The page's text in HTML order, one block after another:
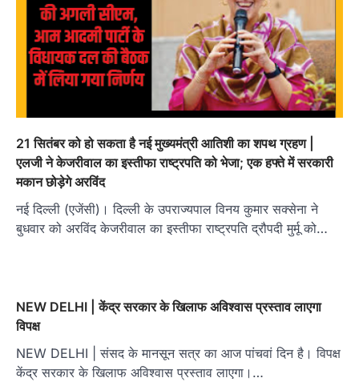
21 सितंबर को हो सकता है नई मुख्‍यमंत्री आतिशी का शपथ ग्रहण |
एलजी ने केजरीवाल का इस्तीफा राष्ट्रपति को भेजा; एक हफ्ते में सरकारी
मकान छोड़ेगे अरविंद
नई दिल्ली (एजेंसी)। दिल्ली के उपराज्यपाल विनय कुमार सक्सेना ने
बुधवार को अरविंद केजरीवाल का इस्तीफा राष्ट्रपति द्रौपदी मुर्मू को…
NEW DELHI | केंद्र सरकार के खिलाफ अविश्वास प्रस्ताव लाएगा
विपक्ष
NEW DELHI | संसद के मानसून सत्र का आज पांचवां दिन है। विपक्ष
केंद्र सरकार के खिलाफ अविश्वास प्रस्ताव लाएगा।…